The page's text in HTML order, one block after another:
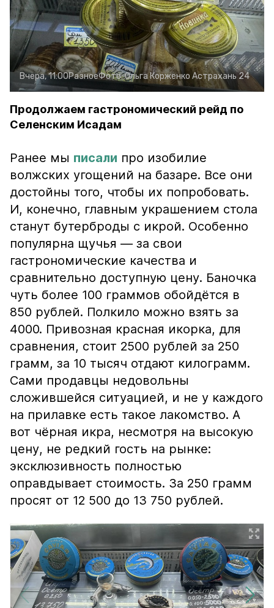
Вчера, 11:00РазноеФото:Ольга Корженко Астрахань 24
Продолжаем гастрономический рейд по
Селенским Исадам
Ранее мы писали про изобилие
волжских угощений на базаре. Все они
достойны того, чтобы их попробовать.
И, конечно, главным украшением стола
станут бутерброды с икрой. Особенно
популярна щучья — за свои
гастрономические качества и
сравнительно доступную цену. Баночка
чуть более 100 граммов обойдётся в
850 рублей. Полкило можно взять за
4000. Привозная красная икорка, для
сравнения, стоит 2500 рублей за 250
грамм, за 10 тысяч отдают килограмм.
Сами продавцы недовольны
сложившейся ситуацией, и не у каждого
на прилавке есть такое лакомство. А
вот чёрная икра, несмотря на высокую
цену, не редкий гость на рынке:
эксклюзивность полностью
оправдывает стоимость. За 250 грамм
просят от 12 500 до 13 750 рублей.